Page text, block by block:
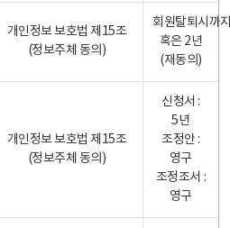
개인정보 보호법 제15조
(정보주체 동의)
회원탈퇴시까
혹은 2년
(재동의)
개인정보 보호법 제15조
(정보주체 동의)
신청서 :
5년
조정안 :
영구
조정조서 :
영구